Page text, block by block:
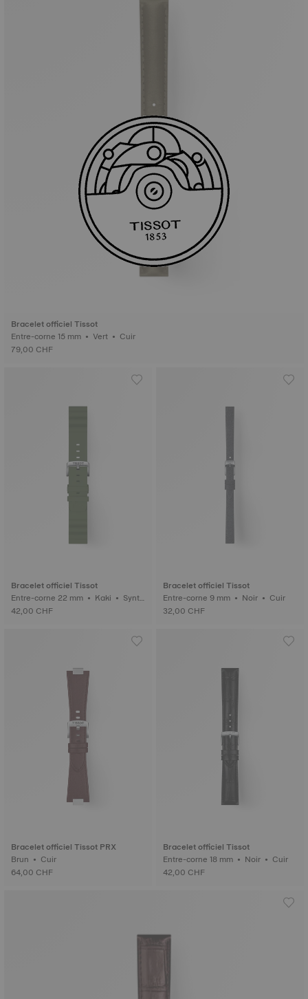
Bracelet officiel Tissot
Entre-corne 15 mm • Vert • Cuir
79,00 CHF
Bracelet officiel Tissot
Entre-corne 22 mm • Kaki • Synth
étique
42,00 CHF
Bracelet officiel Tissot
Entre-corne 9 mm • Noir • Cuir
32,00 CHF
Bracelet officiel Tissot PRX
Brun • Cuir
64,00 CHF
Bracelet officiel Tissot
Entre-corne 18 mm • Noir • Cuir
42,00 CHF